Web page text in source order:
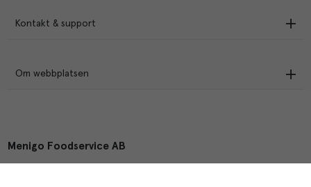
Kontakt & support
Om webbplatsen
Menigo Foodservice AB